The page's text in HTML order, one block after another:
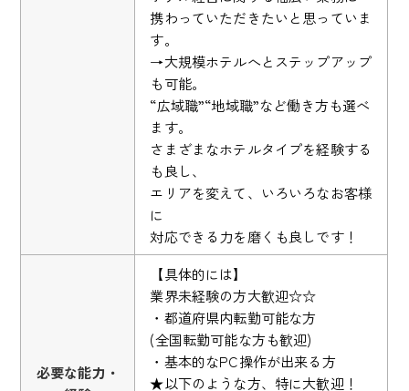
携わっていただきたいと思っていま
す。
→大規模ホテルへとステップアップ
も可能。
“広域職”“地域職”など働き方も選べ
ます。
さまざまなホテルタイプを経験する
も良し、
エリアを変えて、いろいろなお客様
に
対応できる力を磨くも良しです！
必要な能力・
【具体的には】
業界未経験の方大歓迎☆☆
・都道府県内転勤可能な方
(全国転勤可能な方も歓迎)
・基本的なPC操作が出来る方
★以下のような方、特に大歓迎！